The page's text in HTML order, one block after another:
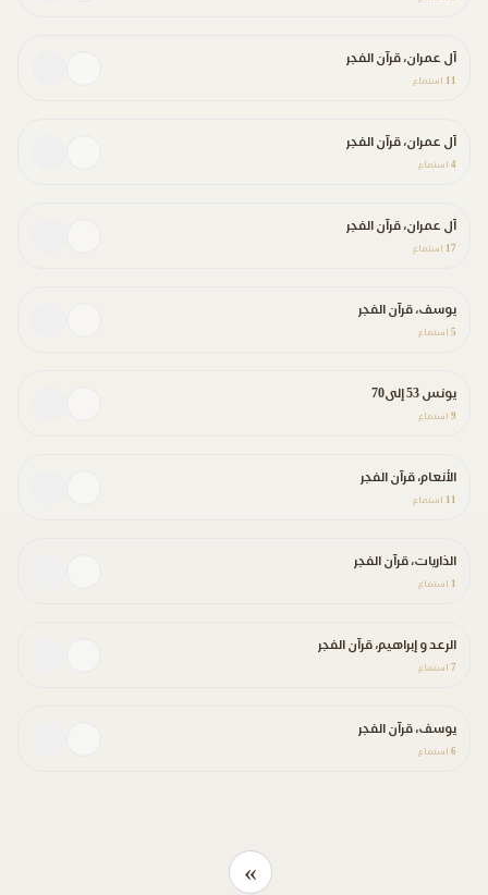
آل عمران، قرآن الفجر
11 استماع
آل عمران، قرآن الفجر
4 استماع
آل عمران، قرآن الفجر
17 استماع
يوسف، قرآن الفجر
5 استماع
يونس 53 إلى70
9 استماع
الأنعام، قرآن الفجر
11 استماع
الذاريات، قرآن الفجر
1 استماع
الرعد و إبراهيم، قرآن الفجر
7 استماع
يوسف، قرآن الفجر
6 استماع
»